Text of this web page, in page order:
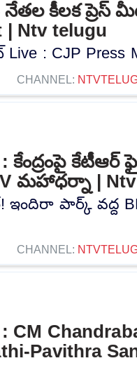
కీలక ప్రెస్
| Ntv telugu
: CJP Press
CHANNEL:
కేంద్రంపై కేటీఆర్
మహాధర్నా |
ఇందిరా పార్క్ వద్ద
CHANNEL:
CM
Pavithra